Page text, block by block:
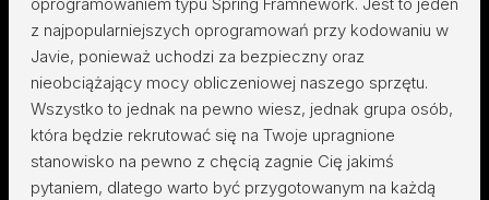
z najpopularniejszych oprogramowań przy kodowaniu w
Javie, ponieważ uchodzi za bezpieczny oraz
nieobciążający mocy obliczeniowej naszego sprzętu.
Wszystko to jednak na pewno wiesz, jednak grupa osób,
która będzie rekrutować się na Twoje upragnione
stanowisko na pewno z chęcią zagnie Cię jakimś
pytaniem, dlatego warto być przygotowanym na każdą